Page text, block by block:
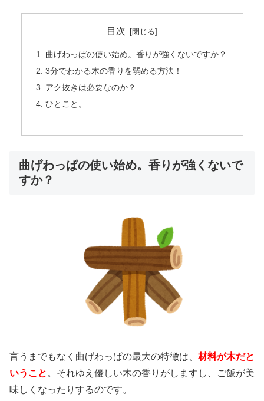
目次
曲げわっぱの使い始め。香りが強くないですか？
3分でわかる木の香りを弱める方法！
アク抜きは必要なのか？
ひとこと。
曲げわっぱの使い始め。香りが強くないで
すか？
言うまでもなく曲げわっぱの最大の特徴は、材料が木だと
いうこと 。それゆえ優しい木の香りがしますし、ご飯が美
味しくなったりするのです。